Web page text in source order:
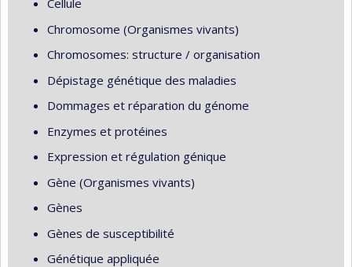
Cellule
Chromosome (Organismes vivants)
Chromosomes: structure / organisation
Dépistage génétique des maladies
Dommages et réparation du génome
Enzymes et protéines
Expression et régulation génique
Gène (Organismes vivants)
Gènes
Gènes de susceptibilité
Génétique appliquée